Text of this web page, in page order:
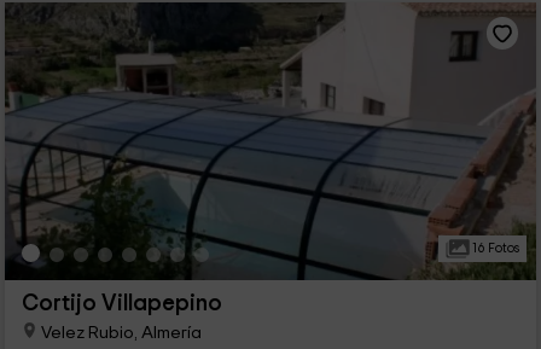
16 Fotos
Cortijo Villapepino
Velez Rubio, Almería